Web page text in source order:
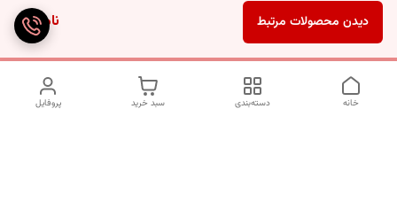
ناموجود دیدن محصولات مرتبط
پروفایل سبد خرید دسته‌بندی خانه